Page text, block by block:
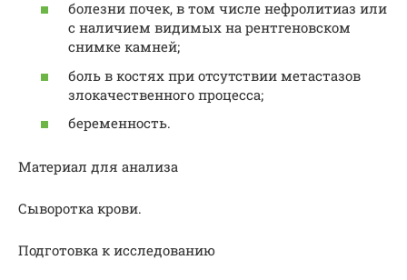
болезни почек, в том числе нефролитиаз или
с наличием видимых на рентгеновском
снимке камней;
боль в костях при отсутствии метастазов
злокачественного процесса;
беременность.
Материал для анализа
Сыворотка крови.
Подготовка к исследованию